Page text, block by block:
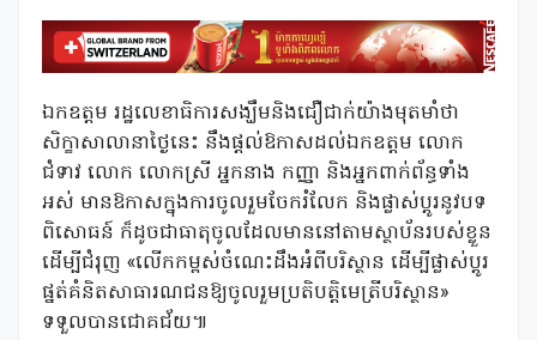
ឯកឧត្តម រដ្ឋលេខាធិការសង្ឃឹមនិងជឿជាក់យ៉ាងមុតមាំថា
សិក្ខាសាលានាថ្ងៃនេះ នឹងផ្តល់ឱកាសដល់ឯកឧត្តម លោក
ជំទាវ លោក លោកស្រី អ្នកនាង កញ្ញា និងអ្នកពាក់ព័ន្ធទាំង
អស់ មានឱកាសក្នុងការចូលរួមចែករំលែក និងផ្លាស់ប្តូរនូវបទ
ពិសោធន៍ ក៏ដូចជាធាតុចូលដែលមាននៅតាមស្ថាប័នរបស់ខ្លួន
ដើម្បីជំរុញ «លើកកម្ពស់ចំណេះដឹងអំពីបរិស្ថាន ដើម្បីផ្លាស់ប្តូរ
ផ្នត់គំនិតសាធារណជនឱ្យចូលរួមប្រតិបត្តិមេត្រីបរិស្ថាន»
ទទួលបានជោគជ័យ៕